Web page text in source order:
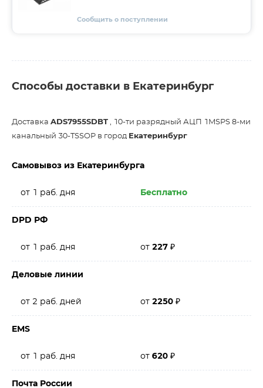
Сообщить о поступлении
Способы доставки в Екатеринбург
Доставка ADS7955SDBT , 10-ти разрядный АЦП 1MSPS 8-ми
канальный 30-TSSOP в город Екатеринбург
Самовывоз из Екатеринбурга
от 1 раб. дня Бесплатно
DPD РФ
от 1 раб. дня от 227 ₽
Деловые линии
от 2 раб. дней от 2250 ₽
EMS
от 1 раб. дня от 620 ₽
Почта России